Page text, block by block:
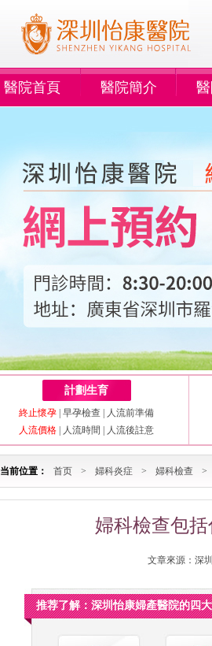
醫院首頁 醫院簡介
計劃生育
終止懷孕 早孕檢查
人流前準備
人流價格
人流時間 人流後註意
当前位置： 首页 > 婦科炎症 > 婦科檢查 >
婦科檢查包
文章來源：深
推荐了解：深圳怡康婦產醫院的四